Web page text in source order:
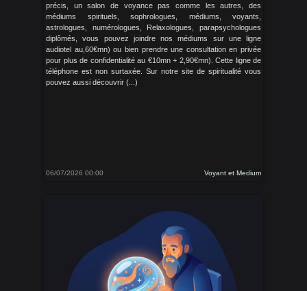
précis, un salon de voyance pas comme les autres, des
médiums spirituels, sophrologues, médiums, voyants,
astrologues, numérologues, Relaxologues, parapsychologues
diplômés, vous pouvez joindre nos médiums sur une ligne
audiotel au,60€mn) ou bien prendre une consultation en privée
pour plus de confidentialité au €10mn + 2,90€mn). Cette ligne de
téléphone est non surtaxée. Sur notre site de spiritualité vous
pouvez aussi découvrir (...)
06/07/2026 00:00 Voyant et Medium